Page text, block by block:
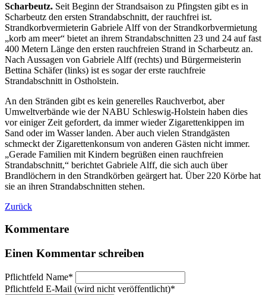
Scharbeutz. Seit Beginn der Strandsaison zu Pfingsten gibt es in
Scharbeutz den ersten Strandabschnitt, der rauchfrei ist.
Strandkorbvermieterin Gabriele Alff von der Strandkorbvermietung
„korb am meer“ bietet an ihrem Strandabschnitten 23 und 24 auf fast
400 Metern Länge den ersten rauchfreien Strand in Scharbeutz an.
Nach Aussagen von Gabriele Alff (rechts) und Bürgermeisterin
Bettina Schäfer (links) ist es sogar der erste rauchfreie
Strandabschnitt in Ostholstein.
An den Stränden gibt es kein generelles Rauchverbot, aber
Umweltverbände wie der NABU Schleswig-Holstein haben dies
vor einiger Zeit gefordert, da immer wieder Zigarettenkippen im
Sand oder im Wasser landen. Aber auch vielen Strandgästen
schmeckt der Zigarettenkonsum von anderen Gästen nicht immer.
„Gerade Familien mit Kindern begrüßen einen rauchfreien
Strandabschnitt,“ berichtet Gabriele Alff, die sich auch über
Brandlöchern in den Strandkörben geärgert hat. Über 220 Körbe hat
sie an ihren Strandabschnitten stehen.
Zurück
Kommentare
Einen Kommentar schreiben
Pflichtfeld Name*
Pflichtfeld E-Mail (wird nicht veröffentlicht)*